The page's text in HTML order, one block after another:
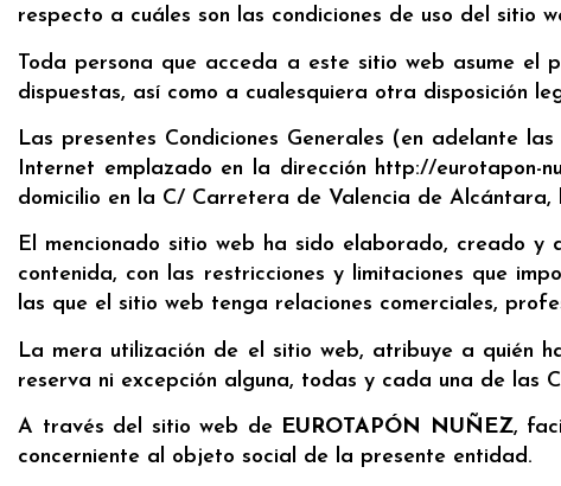
respecto a cuáles son las condiciones de uso del sitio
Toda persona que acceda a este sitio web asume el
dispuestas, así como a cualesquiera otra disposición
Las presentes Condiciones Generales (en adelante
Internet emplazado en la dirección http://eurotapon-
domicilio en la C/ Carretera de Valencia de
El mencionado sitio web ha sido elaborado, creado y
contenida, con las restricciones y limitaciones que
las que el sitio web tenga relaciones comerciales,
La mera utilización de el sitio web, atribuye a quién
reserva ni excepción alguna, todas y cada una de las
A través del sitio web de EUROTAPÓN NUÑEZ,
concerniente al objeto social de la presente entidad.